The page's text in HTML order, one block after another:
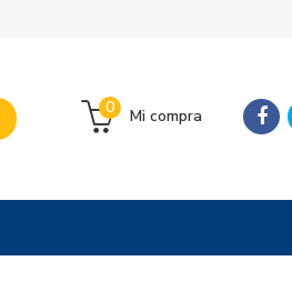
Mi compra
0